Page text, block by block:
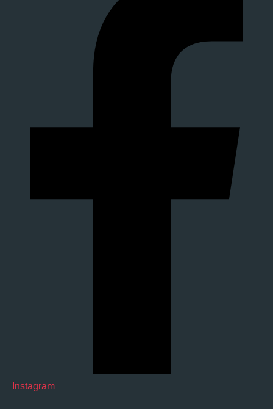
Instagram